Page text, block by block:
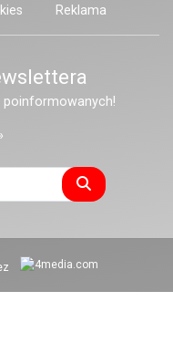
Reklama
poinformowanych!
Szukaj